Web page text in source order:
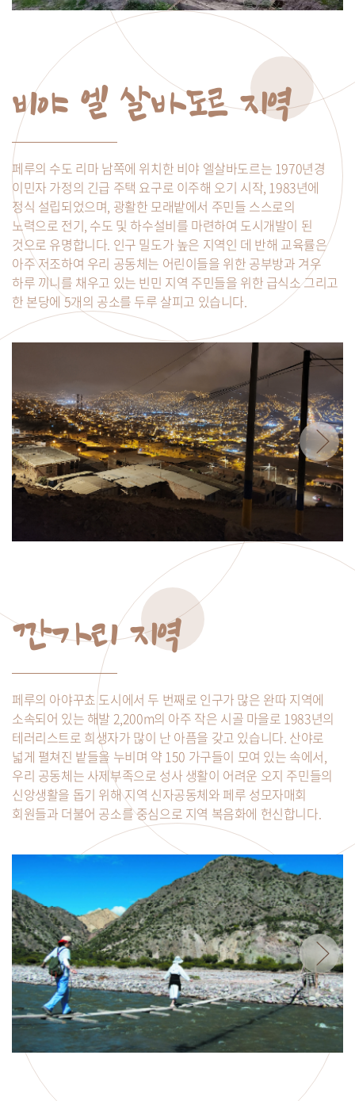
비야 엘 살바도르 지역
페루의 수도 리마 남쪽에 위치한 비야 엘살바도르는 1970년경
이민자 가정의 긴급 주택 요구로 이주해 오기 시작, 1983년에
정식 설립되었으며, 광활한 모래밭에서 주민들 스스로의
노력으로 전기, 수도 및 하수설비를 마련하여 도시개발이 된
것으로 유명합니다. 인구 밀도가 높은 지역인 데 반해 교육률은
아주 저조하여 우리 공동체는 어린이들을 위한 공부방과 겨우
하루 끼니를 채우고 있는 빈민 지역 주민들을 위한 급식소 그리고
한 본당에 5개의 공소를 두루 살피고 있습니다.
깐가리 지역
페루의 아야꾸쵸 도시에서 두 번째로 인구가 많은 완따 지역에
소속되어 있는 해발 2,200m의 아주 작은 시골 마을로 1983년의
테러리스트로 희생자가 많이 난 아픔을 갖고 있습니다. 산야로
넓게 펼쳐진 밭들을 누비며 약 150 가구들이 모여 있는 속에서,
우리 공동체는 사제부족으로 성사 생활이 어려운 오지 주민들의
신앙생활을 돕기 위해 지역 신자공동체와 페루 성모자매회
회원들과 더불어 공소를 중심으로 지역 복음화에 헌신합니다.